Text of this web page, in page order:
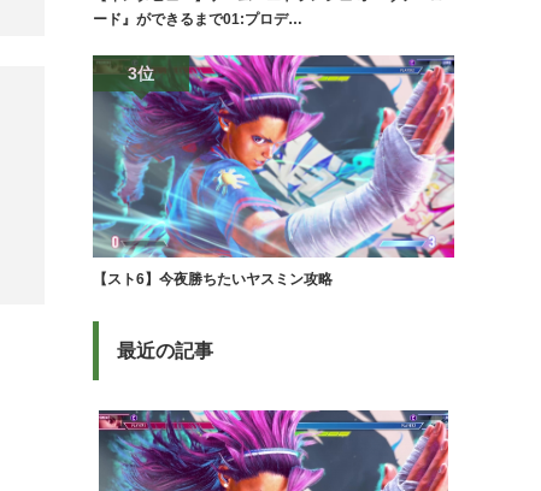
ード』ができるまで01:プロデ…
3位
【スト6】今夜勝ちたいヤスミン攻略
最近の記事